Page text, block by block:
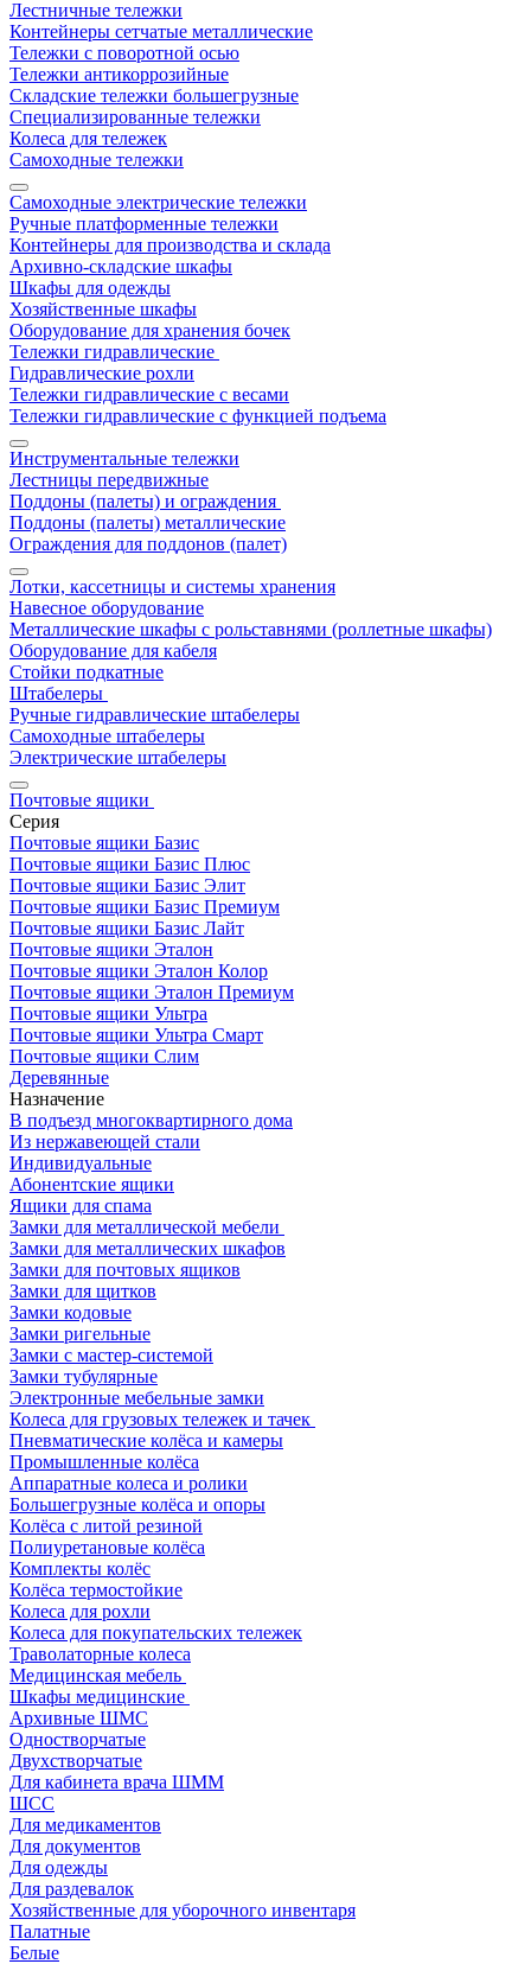
Лестничные тележки
Контейнеры сетчатые металлические
Тележки с поворотной осью
Тележки антикоррозийные
Складские тележки большегрузные
Специализированные тележки
Колеса для тележек
Самоходные тележки
Самоходные электрические тележки
Ручные платформенные тележки
Контейнеры для производства и склада
Архивно-складские шкафы
Шкафы для одежды
Хозяйственные шкафы
Оборудование для хранения бочек
Тележки гидравлические
Гидравлические рохли
Тележки гидравлические с весами
Тележки гидравлические с функцией подъема
Инструментальные тележки
Лестницы передвижные
Поддоны (палеты) и ограждения
Поддоны (палеты) металлические
Ограждения для поддонов (палет)
Лотки, кассетницы и системы хранения
Навесное оборудование
Металлические шкафы с рольставнями (роллетные шкафы)
Оборудование для кабеля
Стойки подкатные
Штабелеры
Ручные гидравлические штабелеры
Самоходные штабелеры
Электрические штабелеры
Почтовые ящики
Серия
Почтовые ящики Базис
Почтовые ящики Базис Плюс
Почтовые ящики Базис Элит
Почтовые ящики Базис Премиум
Почтовые ящики Базис Лайт
Почтовые ящики Эталон
Почтовые ящики Эталон Колор
Почтовые ящики Эталон Премиум
Почтовые ящики Ультра
Почтовые ящики Ультра Смарт
Почтовые ящики Слим
Деревянные
Назначение
В подъезд многоквартирного дома
Из нержавеющей стали
Индивидуальные
Абонентские ящики
Ящики для спама
Замки для металлической мебели
Замки для металлических шкафов
Замки для почтовых ящиков
Замки для щитков
Замки кодовые
Замки ригельные
Замки с мастер-системой
Замки тубулярные
Электронные мебельные замки
Колеса для грузовых тележек и тачек
Пневматические колёса и камеры
Промышленные колёса
Аппаратные колеса и ролики
Большегрузные колёса и опоры
Колёса с литой резиной
Полиуретановые колёса
Комплекты колёс
Колёса термостойкие
Колеса для рохли
Колеса для покупательских тележек
Траволаторные колеса
Медицинская мебель
Шкафы медицинские
Архивные ШМС
Одностворчатые
Двухстворчатые
Для кабинета врача ШММ
ШСС
Для медикаментов
Для документов
Для одежды
Для раздевалок
Хозяйственные для уборочного инвентаря
Палатные
Белые